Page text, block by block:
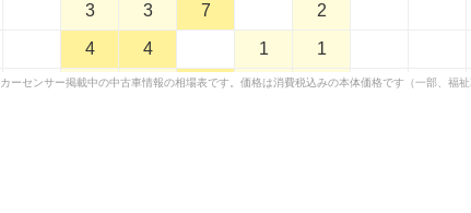
3 3 7 2
4 4 1 1
3 1 5 1 3
カーセンサー掲載中の中古車情報の相場表です。価格は消費税込みの本体価格です（一部、福祉